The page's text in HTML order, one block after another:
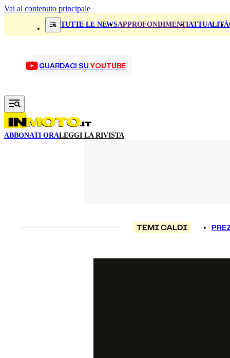
Vai al contenuto principale
TUTTE LE NEWSAPPROFONDIMENTIATTUALITÀ
GUARDACI SUYOUTUBE
ABBONATI ORALEGGI LA RIVISTA
TEMI CALDI